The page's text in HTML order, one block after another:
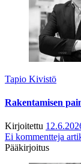
Tapio Kivistö
Rakentamisen
Kirjoitettu
Ei kommentteja
Pääkirjoitus